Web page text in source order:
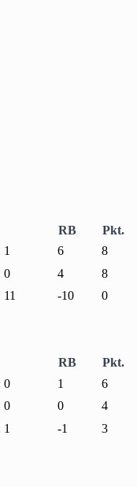
RB
Pkt.
1 6
8
0 4
8
11 -10 0
RB
Pkt.
0 1
6
0 0
4
1 -1 3